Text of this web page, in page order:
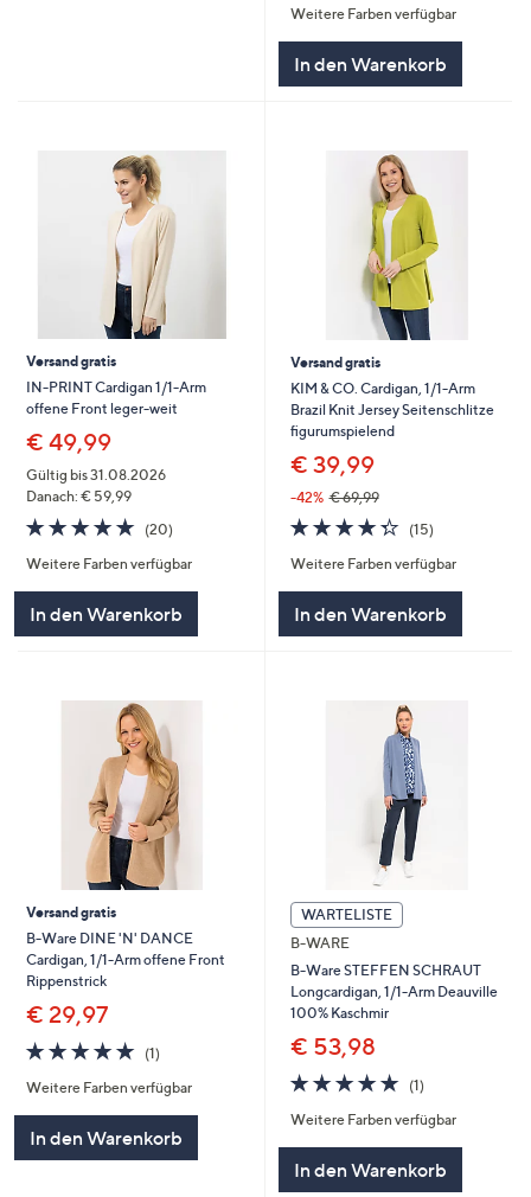
Weitere Farben verfügbar
In den Warenkorb
Versand gratis
IN-PRINT Cardigan 1/1-Arm
offene Front leger-weit
€ 49,99
Gültig bis 31.08.2026
Danach: € 59,99
4.7
von
5
(20)20
Weitere Farben verfügbar
In den Warenkorb
Versand gratis
KIM & CO. Cardigan, 1/1-Arm
Brazil Knit Jersey Seitenschlitze
figurumspielend
€ 39,99
-42% € 69,99
4.3
von
5
(15)15
Weitere Farben verfügbar
In den Warenkorb
Versand gratis
B-Ware DINE 'N' DANCE
Cardigan, 1/1-Arm offene Front
Rippenstrick
€ 29,97
5.0
von
5
(1)
Weitere Farben verfügbar
In den Warenkorb
WARTELISTE
B-WARE
B-Ware STEFFEN SCHRAUT
Longcardigan, 1/1-Arm Deauville
100% Kaschmir
€ 53,98
5.0
von
5
(1)1
Weitere Farben verfügbar
In den Warenkorb